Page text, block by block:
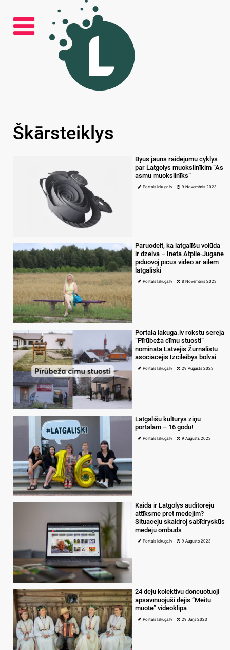
Škārsteiklys
Byus jauns raidejumu cyklys
par Latgolys muokslinīkim “As
asmu muokslinīks”
Portals lakuga.lv 9 Novembris 2023
Paruodeit, ka latgalīšu volūda
ir dzeiva – Ineta Atpile-Jugane
pīduovoj pīcus video ar ailem
latgaliski
Portals lakuga.lv 8 Novembris 2023
Portala lakuga.lv rokstu sereja
“Pīrūbeža cīmu stuosti”
nomināta Latvejis Žurnalistu
asociacejis Izcileibys bolvai
Portals lakuga.lv 29 Augusts 2023
Latgalīšu kulturys ziņu
portalam – 16 godu!
Portals lakuga.lv 9 Augusts 2023
Kaida ir Latgolys auditoreju
attīksme pret medejim?
Situaceju skaidroj sabīdryskūs
medeju ombuds
Portals lakuga.lv 9 Augusts 2023
24 deju kolektivu doncuotuoji
apsavīnuojuši dejis “Meitu
muote” videoklipā
Portals lakuga.lv 29 Juņs 2023